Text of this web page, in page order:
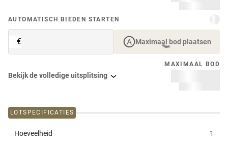
AUTOMATISCH BIEDEN STARTEN
€ Maximaal bod plaatsen
MAXIMAAL BOD
Bekijk de volledige uitsplitsing
LOTSPECIFICATIES
Hoeveelheid 1